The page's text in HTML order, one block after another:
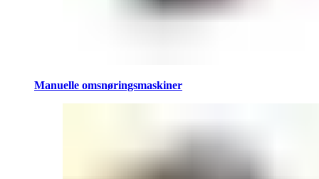
Manuelle omsnøringsmaskiner